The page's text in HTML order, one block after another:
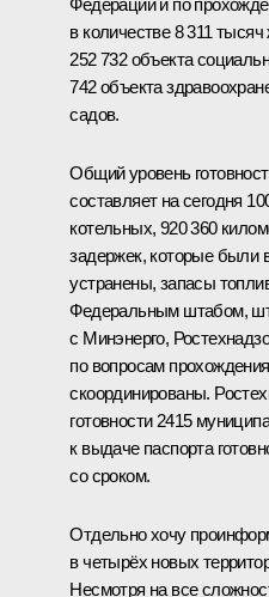
в количестве 8 311
252 732 объекта
742 объекта
садов.
Общий уровень
составляет на сегодня
котельных, 920 360
задержек, которые были
устранены, запасы
Федеральным штабом,
с Минэнерго,
по вопросам
скоординированы.
готовности 2415
к выдаче паспорта
со сроком.
Отдельно хочу
в четырёх новых
Несмотря на все